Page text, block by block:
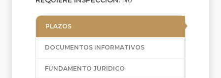
PLAZOS
DOCUMENTOS INFORMATIVOS
FUNDAMENTO JURIDICO